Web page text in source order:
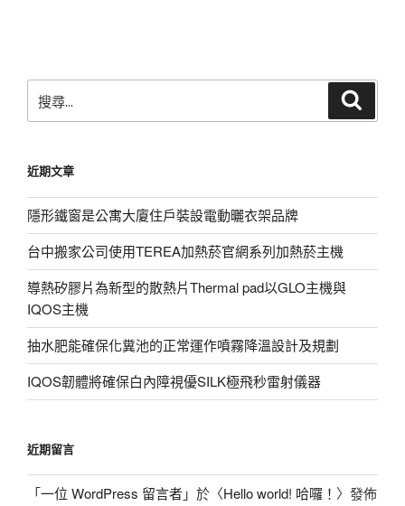
尋
字:
近期文章
隱形鐵窗是公寓大廈住戶裝設電動曬衣架品牌
台中搬家公司使用TEREA加熱菸官網系列加熱菸主機
導熱矽膠片為新型的散熱片Thermal pad以GLO主機與
IQOS主機
抽水肥能確保化糞池的正常運作噴霧降溫設計及規劃
IQOS韌體將確保白內障視優SILK極飛秒雷射儀器
近期留言
「一位 WordPress 留言者」於〈Hello world! 哈囉！ 〉發佈